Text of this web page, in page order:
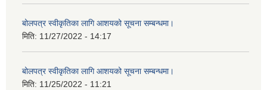
बोलपत्र स्वीकृतिका लागि आशयको सूचना सम्बन्धमा।
मिति: 11/27/2022 - 14:17
बोलपत्र स्वीकृतिका लागि आशयको सूचना सम्बन्धमा।
मिति: 11/25/2022 - 11:21